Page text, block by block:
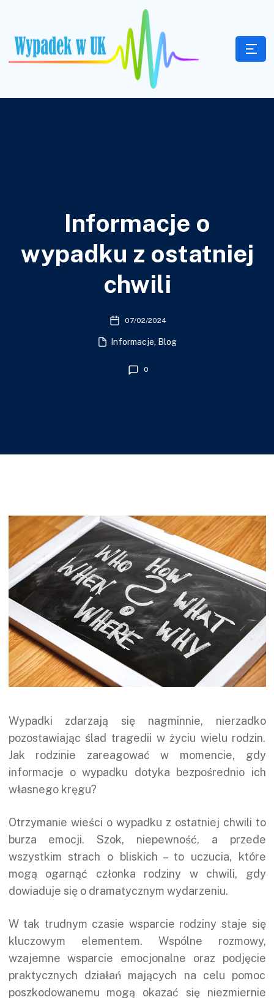
Informacje o
wypadku z ostatniej
chwili
07/02/2024
Informacje, Blog
0
Wypadki zdarzają się nagminnie, nierzadko
pozostawiając ślad tragedii w życiu wielu rodzin.
Jak rodzinie zareagować w momencie, gdy
informacje o wypadku dotyka bezpośrednio ich
własnego kręgu?
Otrzymanie wieści o wypadku z ostatniej chwili to
burza emocji. Szok, niepewność, a przede
wszystkim strach o bliskich – to uczucia, które
mogą ogarnąć członka rodziny w chwili, gdy
dowiaduje się o dramatycznym wydarzeniu.
W tak trudnym czasie wsparcie rodziny staje się
kluczowym elementem. Wspólne rozmowy,
wzajemne wsparcie emocjonalne oraz podjęcie
praktycznych działań mających na celu pomoc
poszkodowanemu mogą okazać się niezmiernie